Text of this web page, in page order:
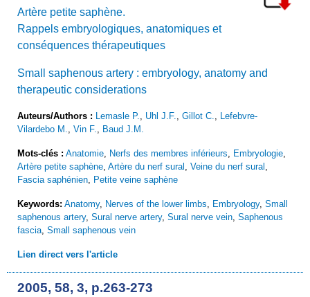
Artère petite saphène.
Rappels embryologiques, anatomiques et
conséquences thérapeutiques
Small saphenous artery : embryology, anatomy and
therapeutic considerations
Auteurs/Authors : Lemasle P. Uhl J.F. Gillot C.
Lefebvre-
Vilardebo M.
Vin F. Baud J.M.
Mots-clés : Anatomie Nerfs des membres inférieurs Embryologie
Artère petite saphène Artère du nerf sural Veine du nerf sural
Fascia saphénien
Petite veine saphène
Keywords: Anatomy, Nerves of the lower limbs Embryology, Small
saphenous artery, Sural nerve artery, Sural nerve vein Saphenous
fascia Small saphenous vein
Lien direct vers l'article
2005, 58, 3, p.263-273